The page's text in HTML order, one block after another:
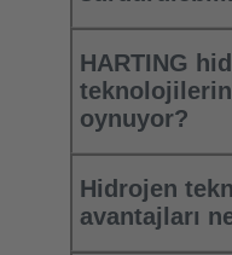
HARTING
oynuyor?
Hidrojen
avantajları